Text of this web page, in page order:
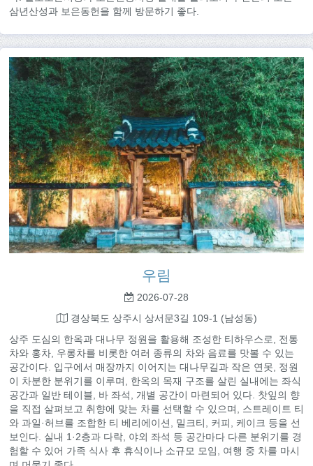
삼년산성과 보은동헌을 함께 방문하기 좋다.
우림
2026-07-28
경상북도 상주시 상서문3길 109-1 (남성동)
상주 도심의 한옥과 대나무 정원을 활용해 조성한 티하우스로, 전통
차와 홍차, 우롱차를 비롯한 여러 종류의 차와 음료를 맛볼 수 있는
공간이다. 입구에서 매장까지 이어지는 대나무길과 작은 연못, 정원
이 차분한 분위기를 이루며, 한옥의 목재 구조를 살린 실내에는 좌식
공간과 일반 테이블, 바 좌석, 개별 공간이 마련되어 있다. 찻잎의 향
을 직접 살펴보고 취향에 맞는 차를 선택할 수 있으며, 스트레이트 티
와 과일·허브를 조합한 티 베리에이션, 밀크티, 커피, 케이크 등을 선
보인다. 실내 1·2층과 다락, 야외 좌석 등 공간마다 다른 분위기를 경
험할 수 있어 가족 식사 후 휴식이나 소규모 모임, 여행 중 차를 마시